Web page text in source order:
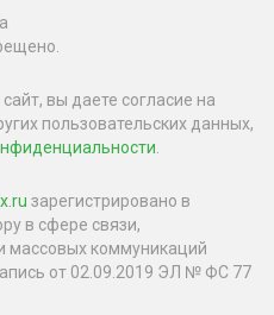
вы даете согласие на
пользовательских данных,
зарегистрировано в
в сфере связи,
массовых коммуникаций
от 02.09.2019 ЭЛ № ФС 77